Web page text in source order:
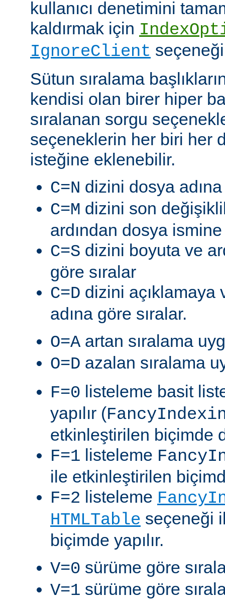
kullanıcı denetimini
kaldırmak için
IgnoreClient
Sütun sıralama
kendisi olan birer hiper
sıralanan sorgu
seçeneklerin her biri her
isteğine eklenebilir.
C=N dizini dosya
C=M dizini son
ardından dosya
C=S dizini boyuta ve
göre sıralar
C=D dizini açıklamaya
adına göre sıralar.
O=A artan sıralama
O=D azalan sıralama
F=0 listeleme basit
yapılır (
etkinleştirilen biçimde
F=1 listeleme
ile etkinleştirilen
F=2 listeleme
HTMLTable seçeneği
biçimde yapılır.
V=0 sürüme göre
V=1 sürüme göre